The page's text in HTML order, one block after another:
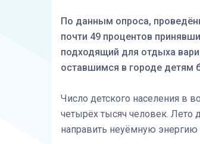
По данным опроса,
почти 49 процентов
подходящий для отдыха
оставшимся в городе детям
Число детского населения в
четырёх тысяч человек. Лето
направить неуёмную энергию